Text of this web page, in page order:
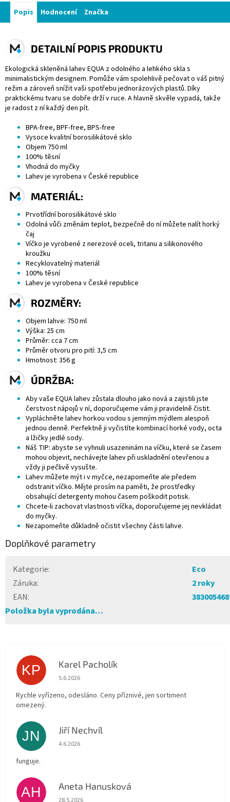
Popis Hodnocení Značka
DETAILNÍ POPIS PRODUKTU
Ekologická skleněná lahev EQUA z odolného a lehkého skla s
minimalistickým designem. Pomůže vám spolehlivě pečovat o váš pitný
režim a zároveň snížit vaši spotřebu jednorázových plastů. Díky
praktickému tvaru se dobře drží v ruce. A hlavně skvěle vypadá, takže
je radost z ní každý den pít.
BPA-free, BPF-free, BPS-free
Vysoce kvalitníborosilikátové sklo
Objem 750 ml
100% těsní
Vhodná do myčky
Lahev je vyrobena v České republice
MATERIÁL:
Prvotřídní borosilikátové sklo
Odolná vůči změnám teplot, bezpečně do ní můžete nalít horký
čaj
Víčko je vyrobené znerezové oceli, tritanu a silikonového
kroužku
Recyklovatelný materiál
100% těsní
Lahev je vyrobena v České republice
ROZMĚRY:
Objem lahve: 750 ml
Výška: 25 cm
Průměr: cca 7 cm
Průměr otvoru pro pití: 3,5 cm
Hmotnost: 356 g
ÚDRŽBA:
Aby vaše EQUA lahev zůstala dlouho jako nová a zajistili jste
čerstvost nápojů v ní, doporučujeme vám ji pravidelně čistit.
Vypláchněte lahev horkou vodou s jemným mýdlem alespoň
jednou denně. Perfektně ji vyčistíte kombinací horké vody, octa
a lžičkyjedlé sody.
Náš TIP: abyste se vyhnuli usazeninám na víčku, které se časem
mohou objevit, nechávejte lahev při uskladnění otevřenou a
vždy ji pečlivě vysušte.
Lahev můžete mýt i v myčce, nezapomeňte ale předem
odstranit víčko. Mějte prosím na paměti, že prostředky
obsahujícídetergentymohou časem poškodit potisk.
Chcete-li zachovat vlastnosti víčka, doporučujeme jej nevkládat
do myčky.
Nezapomeňte důkladně očistit všechny části lahve.
Doplňkové parametry
Kategorie:
Eco
Záruka:
2 roky
EAN:
Položka byla vyprodána…
KP Karel Pacholík
Hodnocení obchodu je 4 z 5 hvězdiček.
5.6.2026
Rychle vyřízeno, odesláno. Ceny příznivé, jen sortiment
omezený.
JN Jiří Nechvíl
Hodnocení obchodu je 5 z 5 hvězdiček.
4.6.2026
funguje.
AH Aneta Hanusková
Hodnocení obchodu je 5 z 5 hvězdiček.
28.5.2026